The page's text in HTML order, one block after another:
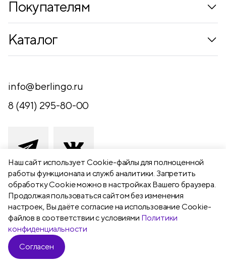
Наш сайт использует Сookie-файлы для полноценной
работы функционала и служб аналитики. Запретить
обработку Cookie можно в настройках Вашего браузера.
Продолжая пользоваться сайтом без изменения
настроек, Вы даёте согласие на использование Cookie-
файлов в соответствии с условиями Политики
конфиденциальности
Согласен
Покупателям
Контакты
Обратная связь
Каталог
Письменные принадлежности
Канцелярские принадлежности
Чертежные принадлежности
Хобби и творчество
Презентационное оборудование
Школьный текстиль
Бумажная продукция
info@berlingo.ru
8 (491) 295-80-00
391111 Рязанская обл., Рыбновский р-
н,
г. Рыбное, ул. Берёзовая, 13а